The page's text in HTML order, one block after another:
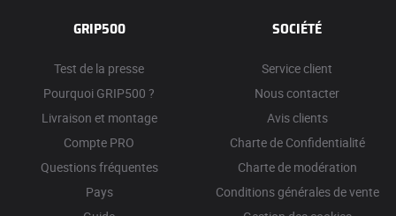
GRIP500
Test de la presse
Pourquoi GRIP500 ?
Livraison et montage
Compte PRO
Questions fréquentes
Pays
SOCIÉTÉ
Service client
Nous contacter
Avis clients
Charte de Confidentialité
Charte de modération
Conditions générales de vente